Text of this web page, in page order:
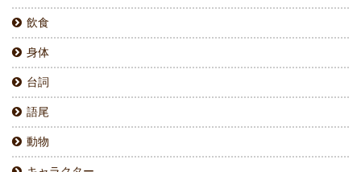
飲食
身体
台詞
語尾
動物